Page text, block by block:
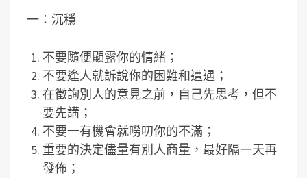
一：沉穩
不要隨便顯露你的情緒；
不要逢人就訴說你的困難和遭遇；
在徵詢別人的意見之前，自己先思考，但不
要先講；
不要一有機會就嘮叨你的不滿；
重要的決定儘量有別人商量，最好隔一天再
發佈；